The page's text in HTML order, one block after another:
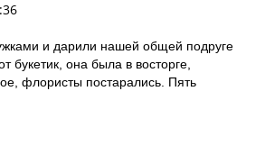
и дарили нашей общей подруге
букетик, она была в восторге,
флористы постарались. Пять